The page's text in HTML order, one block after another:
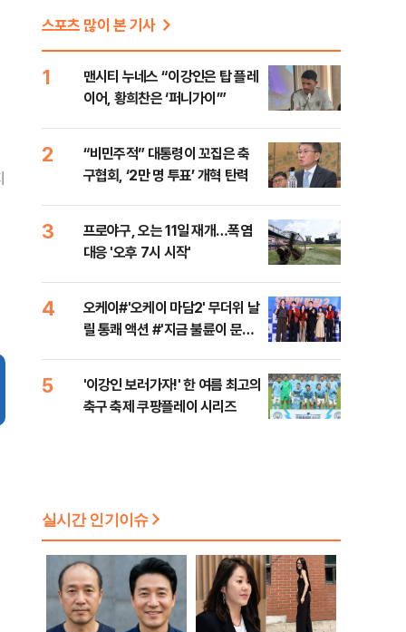
스포츠 많이 본 기사
1
맨시티 누네스 “이강인은 탑 플레
이어, 황희찬은 ‘퍼니가이’”
2
“비민주적” 대통령이 꼬집은 축
구협회, ‘2만 명 투표’ 개혁 탄력
3
프로야구, 오는 11일 재개…폭염
대응 '오후 7시 시작'
4
오케이#'오케이 마담2' 무더위 날
릴 통쾌 액션 #'지금 불륜이 문제
사진관]
5
'이강인 보러가자!' 한 여름 최고의
축구 축제 쿠팡플레이 시리즈